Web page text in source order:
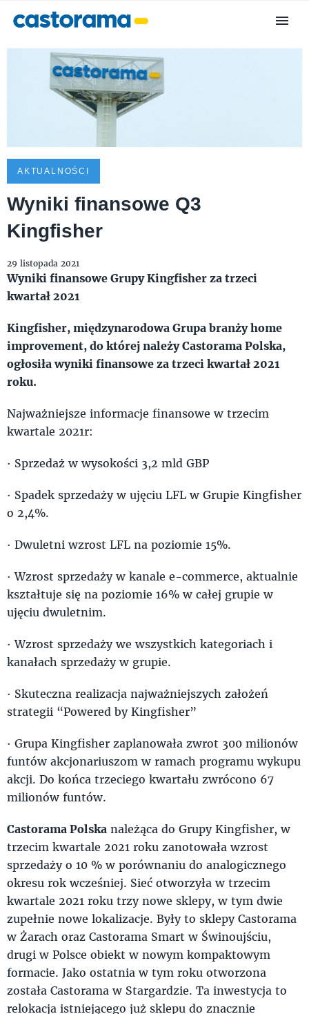
AKTUALNOŚCI
Wyniki finansowe Q3
Kingfisher
29 listopada 2021
Wyniki finansowe Grupy Kingfisher za trzeci
kwartał 2021
Kingfisher, międzynarodowa Grupa branży home
improvement, do której należy Castorama Polska,
ogłosiła wyniki finansowe za trzeci kwartał 2021
roku.
Najważniejsze informacje finansowe w trzecim
kwartale 2021r:
· Sprzedaż w wysokości 3,2 mld GBP
· Spadek sprzedaży w ujęciu LFL w Grupie Kingfisher
o 2,4%.
· Dwuletni wzrost LFL na poziomie 15%.
· Wzrost sprzedaży w kanale e-commerce, aktualnie
kształtuje się na poziomie 16% w całej grupie w
ujęciu dwuletnim.
· Wzrost sprzedaży we wszystkich kategoriach i
kanałach sprzedaży w grupie.
· Skuteczna realizacja najważniejszych założeń
strategii “Powered by Kingfisher”
· Grupa Kingfisher zaplanowała zwrot 300 milionów
funtów akcjonariuszom w ramach programu wykupu
akcji. Do końca trzeciego kwartału zwrócono 67
milionów funtów.
Castorama Polska należąca do Grupy Kingfisher, w
trzecim kwartale 2021 roku zanotowała wzrost
sprzedaży o 10 % w porównaniu do analogicznego
okresu rok wcześniej. Sieć otworzyła w trzecim
kwartale 2021 roku trzy nowe sklepy, w tym dwie
zupełnie nowe lokalizacje. Były to sklepy Castorama
w Żarach oraz Castorama Smart w Świnoujściu,
drugi w Polsce obiekt w nowym kompaktowym
formacie. Jako ostatnia w tym roku otworzona
została Castorama w Stargardzie. Ta inwestycja to
relokacja istniejącego już sklepu do znacznie